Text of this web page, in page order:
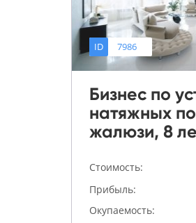
ID 7986
Бизнес по
натяжных
жалюзи, 8
Стоимость:
Прибыль:
Окупаемость: